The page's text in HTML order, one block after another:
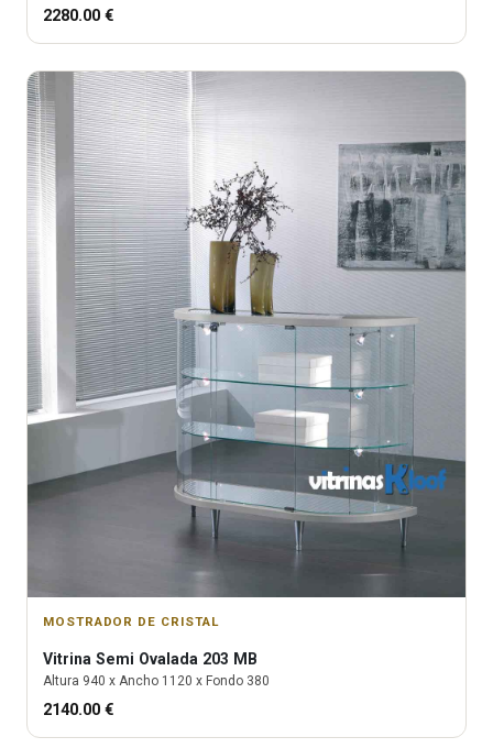
2280.00 €
MOSTRADOR DE CRISTAL
Vitrina Semi Ovalada 203 MB
Altura 940 x Ancho 1120 x Fondo 380
2140.00 €